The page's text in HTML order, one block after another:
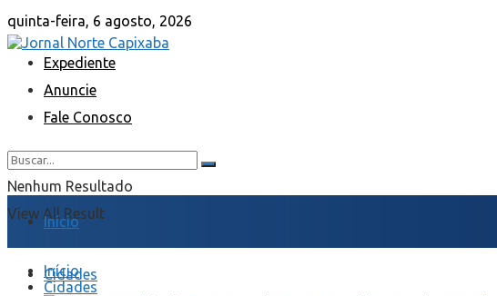
quinta-feira, 6 agosto, 2026
Expediente
Anuncie
Fale Conosco
Nenhum Resultado
View All Result
Início
Cidades
Início
Cidades